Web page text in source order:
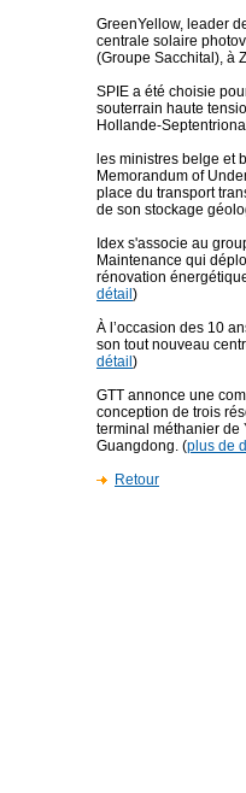
GreenYellow, leader
centrale solaire
(Groupe Sacchital), à
SPIE a été choisie
souterrain haute
Hollande-
les ministres belge et
Memorandum of
place du transport
de son stockage
Idex s'associe au
Maintenance qui
rénovation
détail )
À l’occasion des 10
son tout nouveau
détail )
GTT annonce une
conception de trois
terminal méthanier de
Guangdong. (plus de
Retour